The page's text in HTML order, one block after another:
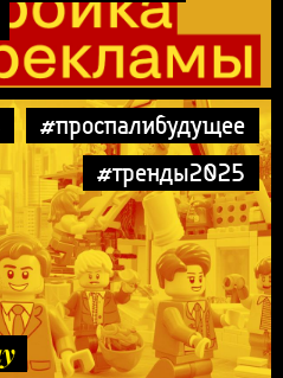
#проспалибудущее
#тренды2025